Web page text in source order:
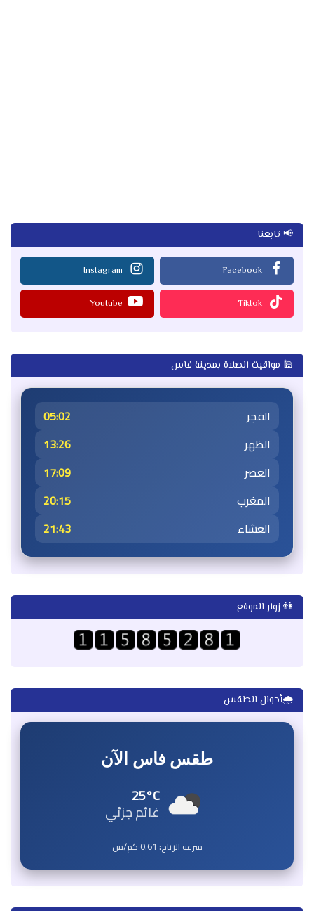
📢 تابعنا
Facebook
Instagram
Tiktok
Youtube
🕌 مواقيت الصلاة بمدينة فاس
الفجر
05:02
الظهر
13:26
العصر
17:09
المغرب
20:15
العشاء
21:43
👫 زوار الموقع
🌧️أحوال الطقس
طقس فاس الآن
25°C
غائم جزئي
سرعة الرياح: 0.61كم/س